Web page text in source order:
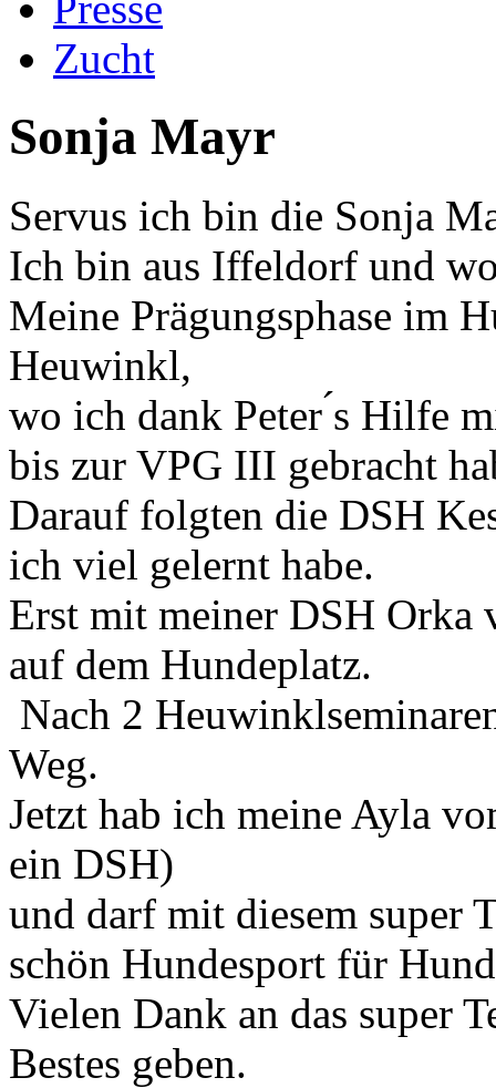
Zucht
Sonja Mayr
Servus ich bin die Sonja
Ich bin aus Iffeldorf und
Meine Prägungsphase im
Heuwinkl,
wo ich dank Peter ́s Hilfe
bis zur VPG III gebracht
Darauf folgten die DSH
ich viel gelernt habe.
Erst mit meiner DSH Orka
auf dem Hundeplatz.
Nach 2
Weg.
Jetzt hab ich meine Ayla
ein DSH)
und darf mit diesem super
schön Hundesport für
Vielen Dank an das super
Bestes geben.